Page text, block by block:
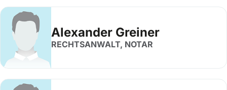
Alexander Greiner
RECHTSANWALT, NOTAR